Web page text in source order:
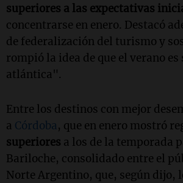
superiores a las expectativas
concentrarse en enero. Destacó
de federalización del turismo y
rompió la idea de que el verano es
atlántica".
Entre los destinos con mejor
a Córdoba, que en enero mostró
superiores a los de la temporada
Bariloche, consolidado entre el
Norte Argentino, que, según dijo,